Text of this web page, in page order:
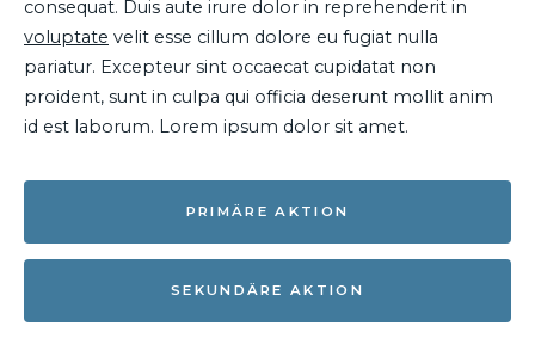
consequat. Duis aute irure dolor in reprehenderit in
voluptate velit esse cillum dolore eu fugiat nulla
pariatur. Excepteur sint occaecat cupidatat non
proident, sunt in culpa qui officia deserunt mollit anim
id est laborum. Lorem ipsum dolor sit amet.
PRIMÄRE AKTION
SEKUNDÄRE AKTION